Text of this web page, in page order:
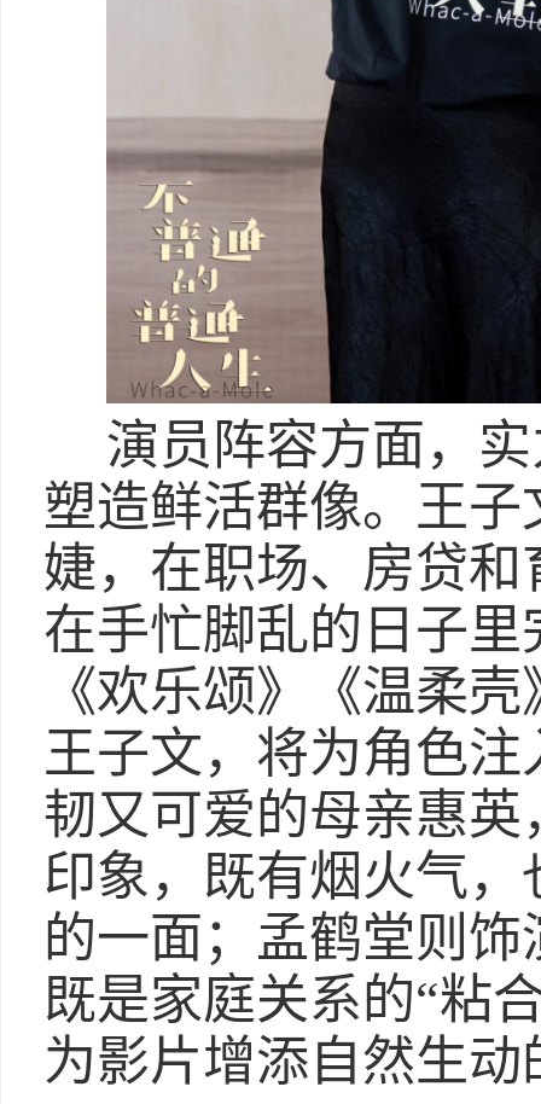
演员阵容方面，
塑造鲜活群像。王
婕，在职场、房贷
在手忙脚乱的日子
《欢乐颂》《温柔
王子文，将为角色
韧又可爱的母亲惠
印象，既有烟火气
的一面；孟鹤堂则
既是家庭关系的“粘
为影片增添自然生